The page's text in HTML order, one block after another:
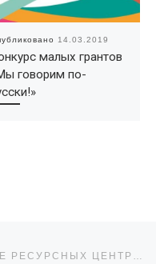
14.03.2019
малых грантов
говорим по-